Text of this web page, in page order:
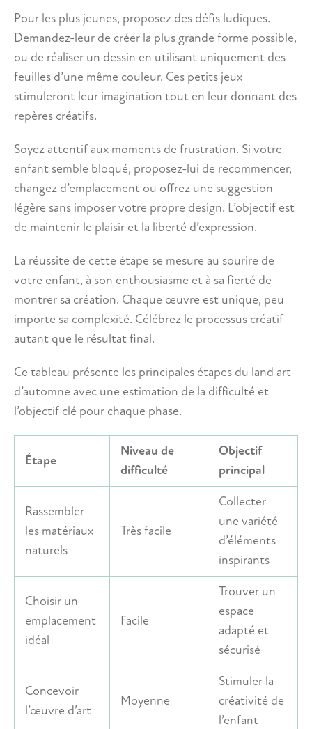
Pour les plus jeunes, proposez des défis ludiques.
Demandez-leur de créer la plus grande forme possible,
ou de réaliser un dessin en utilisant uniquement des
feuilles d’une même couleur. Ces petits jeux
stimuleront leur imagination tout en leur donnant des
repères créatifs.
Soyez attentif aux moments de frustration. Si votre
enfant semble bloqué, proposez-lui de recommencer,
changez d’emplacement ou offrez une suggestion
légère sans imposer votre propre design. L’objectif est
de maintenir le plaisir et la liberté d’expression.
La réussite de cette étape se mesure au sourire de
votre enfant, à son enthousiasme et à sa fierté de
montrer sa création. Chaque œuvre est unique, peu
importe sa complexité. Célébrez le processus créatif
autant que le résultat final.
Ce tableau présente les principales étapes du land art
d’automne avec une estimation de la difficulté et
l’objectif clé pour chaque phase.
Étape
Niveau de
difficulté
Objectif
principal
Rassembler
les matériaux
naturels
Très facile
Collecter
une variété
d’éléments
inspirants
Choisir un
emplacement
idéal
Facile
Trouver un
espace
adapté et
sécurisé
Concevoir
l’œuvre d’art
Moyenne
Stimuler la
créativité de
l’enfant